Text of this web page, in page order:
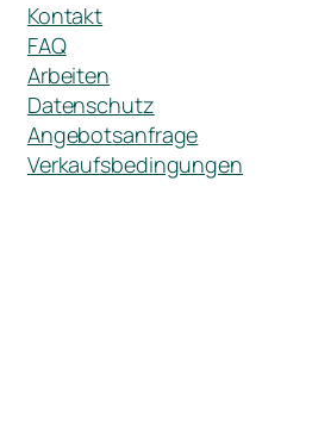
Kontakt
FAQ
Arbeiten
Datenschutz
Angebotsanfrage
Verkaufsbedingungen